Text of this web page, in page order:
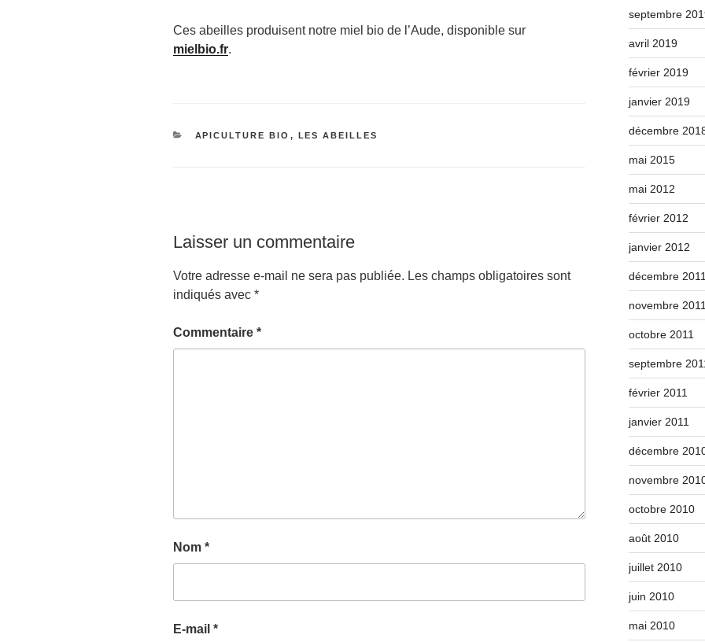
Ces abeilles produisent notre miel bio de l’Aude, disponible sur
mielbio.fr.
CATÉGORIES
APICULTURE BIO , LES ABEILLES
Laisser un commentaire
Votre adresse e-mail ne sera pas publiée. Les champs obligatoires sont
indiqués avec *
Commentaire *
Nom *
E-mail *
septembre
avril 2019
février 2019
janvier 2019
décembre
mai 2015
mai 2012
février 2012
janvier 2012
décembre
novembre
octobre 2011
septembre
février 2011
janvier 2011
décembre
novembre
octobre 2010
août 2010
juillet 2010
juin 2010
mai 2010